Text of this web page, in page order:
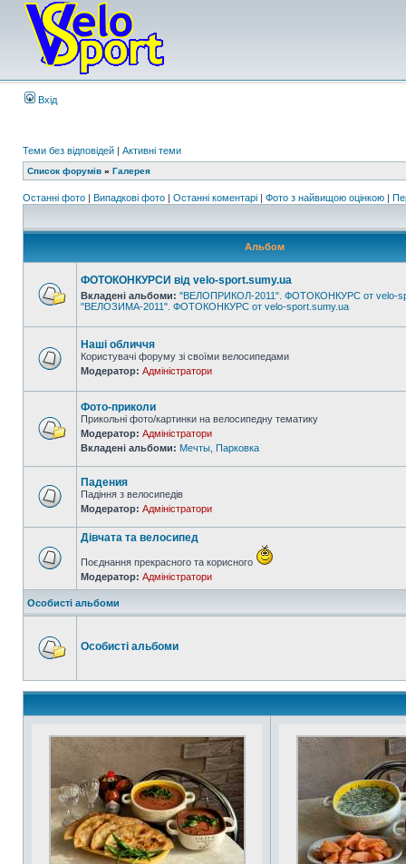
Вхід
Теми без відповідей | Активні теми
Список форумів » Галерея
Останні фото | Випадкові фото | Останні коментарі | Фото з найвищою оцінкою |
Альбом
ФОТОКОНКУРСИ від velo-sport.sumy.ua
Вкладені альбоми: "ВЕЛОПРИКОЛ-2011". ФОТОКОНКУРС от velo-
"ВЕЛОЗИМА-2011". ФОТОКОНКУРС от velo-sport.sumy.ua
Наші обличчя
Користувачі форуму зі своїми велосипедами
Модератор: Адміністратори
Фото-приколи
Прикольні фото/картинки на велосипедну тематику
Модератор: Адміністратори
Вкладені альбоми: Мечты Парковка
Падения
Падіння з велосипедів
Модератор: Адміністратори
Дівчата та велосипед
Поєднання прекрасного та корисного
Модератор: Адміністратори
Особисті альбоми
Особисті альбоми